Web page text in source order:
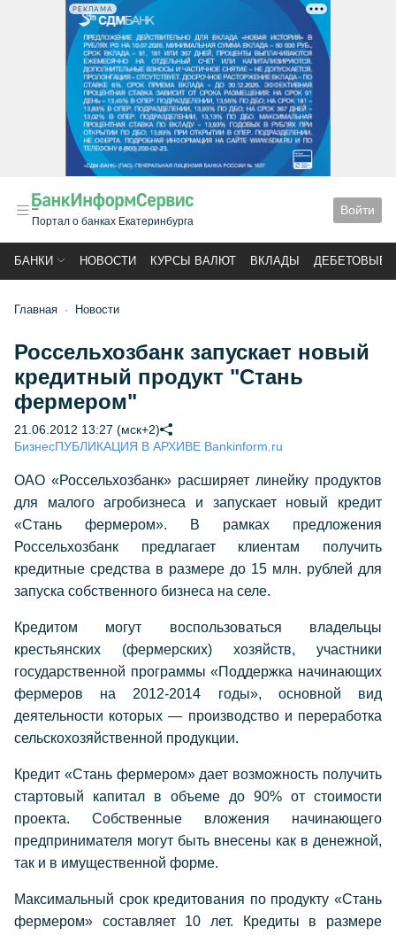
РЕКЛАМА
Портал о банках Екатеринбурга
Войти
БАНКИ НОВОСТИ КУРСЫ ВАЛЮТ ВКЛАДЫ ДЕБЕТОВЫЕ
Главная Новости
Россельхозбанк запускает новый
кредитный продукт "Стань
фермером"
21.06.2012 13:27 (мск+2)
БизнесПУБЛИКАЦИЯ В АРХИВЕ Bankinform.ru
ОАО «Россельхозбанк» расширяет линейку продуктов
для малого агробизнеса и запускает новый кредит
«Стань фермером». В рамках предложения
Россельхозбанк предлагает клиентам получить
кредитные средства в размере до 15 млн. рублей для
запуска собственного бизнеса на селе.
Кредитом могут воспользоваться владельцы
крестьянских (фермерских) хозяйств, участники
государственной программы «Поддержка начинающих
фермеров на 2012-2014 годы», основной вид
деятельности которых — производство и переработка
сельскохозяйственной продукции.
Кредит «Стань фермером» дает возможность получить
стартовый капитал в объеме до 90% от стоимости
проекта. Собственные вложения начинающего
предпринимателя могут быть внесены как в денежной,
так и в имущественной форме.
Максимальный срок кредитования по продукту «Стань
фермером» составляет 10 лет. Кредиты в размере